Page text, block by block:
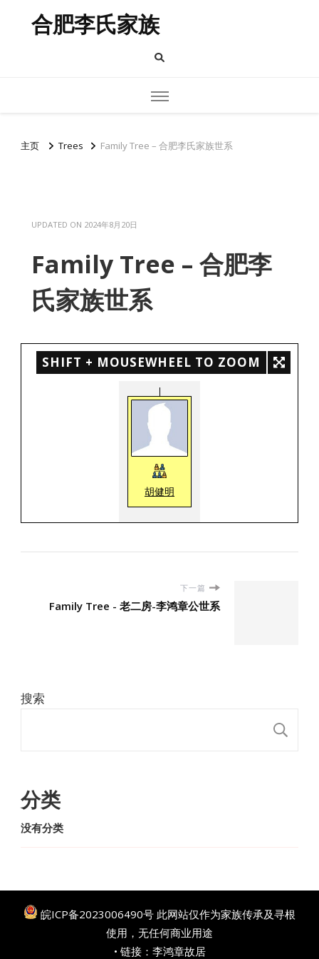
合肥李氏家族
主页 Trees Family Tree – 合肥李氏家族世系
UPDATED ON 2024年8月20日
Family Tree – 合肥李
氏家族世系
SHIFT + MOUSEWHEEL TO ZOOM
胡健明
下一篇
Family Tree - 老二房-李鸿章公世系
搜索
分类
没有分类
皖ICP备2023006490号 此网站仅作为家族传承及寻根
使用，无任何商业用途
• 链接： 李鸿章故居